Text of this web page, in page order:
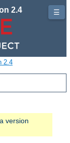
2.4
2.4
version
☰